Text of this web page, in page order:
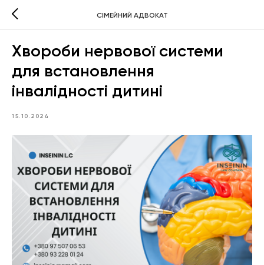
СІМЕЙНИЙ АДВОКАТ
Хвороби нервової системи
для встановлення
інвалідності дитині
15.10.2024